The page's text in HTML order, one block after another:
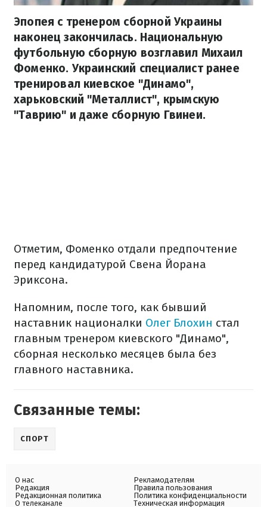
Эпопея с тренером сборной Украины
наконец закончилась. Национальную
футбольную сборную возглавил Михаил
Фоменко. Украинский специалист ранее
тренировал киевское "Динамо",
харьковский "Металлист", крымскую
"Таврию" и даже сборную Гвинеи.
Отметим, Фоменко отдали предпочтение
перед кандидатурой Свена Йорана
Эриксона.
Напомним, после того, как бывший
наставник националки Олег Блохин стал
главным тренером киевского "Динамо",
сборная несколько месяцев была без
главного наставника.
Связанные темы:
СПОРТ
О нас
Редакция
Редакционная политика
О телеканале
Рекламодателям
Правила пользования
Политика конфиденциальности
Техническая информация